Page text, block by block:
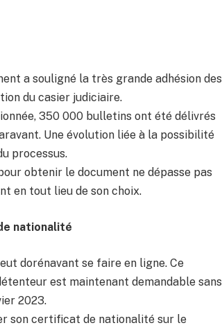
a souligné la très grande adhésion des
du casier judiciaire.
350 000 bulletins ont été délivrés
Une évolution liée à la possibilité
processus.
obtenir le document ne dépasse pas
en tout lieu de son choix.
nationalité
dorénavant se faire en ligne. Ce
est maintenant demandable sans
2023.
son certificat de nationalité sur le